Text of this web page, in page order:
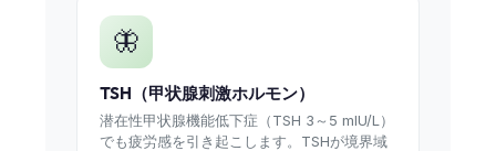
🦋
TSH（甲状腺刺激ホルモン）
潜在性甲状腺機能低下症（TSH 3～5 mIU/L）
でも疲労感を引き起こします。TSHが境界域